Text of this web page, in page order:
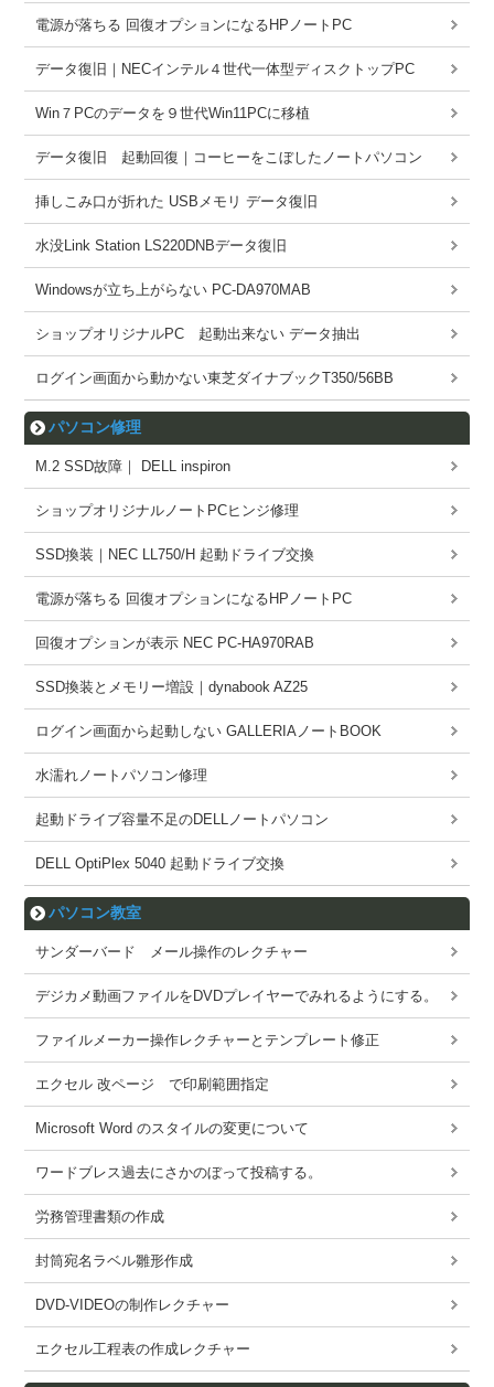
電源が落ちる 回復オプションになるHPノートPC
データ復旧｜NECインテル４世代一体型ディスクトップPC
Win７PCのデータを９世代Win11PCに移植
データ復旧 起動回復｜コーヒーをこぼしたノートパソコン
挿しこみ口が折れた USBメモリ データ復旧
水没Link Station LS220DNBデータ復旧
Windowsが立ち上がらない PC-DA970MAB
ショップオリジナルPC 起動出来ない データ抽出
ログイン画面から動かない東芝ダイナブックT350/56BB
パソコン修理
M.2 SSD故障｜ DELL inspiron
ショップオリジナルノートPCヒンジ修理
SSD換装｜NEC LL750/H 起動ドライブ交換
電源が落ちる 回復オプションになるHPノートPC
回復オプションが表示 NEC PC-HA970RAB
SSD換装とメモリー増設｜dynabook AZ25
ログイン画面から起動しない GALLERIAノートBOOK
水濡れノートパソコン修理
起動ドライブ容量不足のDELLノートパソコン
DELL OptiPlex 5040 起動ドライブ交換
パソコン教室
サンダーバード メール操作のレクチャー
デジカメ動画ファイルをDVDプレイヤーでみれるようにする。
ファイルメーカー操作レクチャーとテンプレート修正
エクセル 改ページ で印刷範囲指定
Microsoft Word のスタイルの変更について
ワードブレス過去にさかのぼって投稿する。
労務管理書類の作成
封筒宛名ラベル雛形作成
DVD-VIDEOの制作レクチャー
エクセル工程表の作成レクチャー